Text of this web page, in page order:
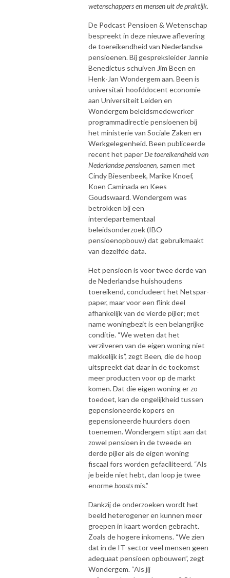
wetenschappers en mensen uit de praktijk.
De Podcast Pensioen & Wetenschap
bespreekt in deze nieuwe aflevering
de toereikendheid van Nederlandse
pensioenen. Bij gespreksleider Jannie
Benedictus schuiven Jim Been en
Henk-Jan Wondergem aan. Been is
universitair hoofddocent economie
aan Universiteit Leiden en
Wondergem beleidsmedewerker
programmadirectie pensioenen bij
het ministerie van Sociale Zaken en
Werkgelegenheid. Been publiceerde
recent het paperDe toereikendheid van
Nederlandse pensioenen, samen met
Cindy Biesenbeek, Marike Knoef,
Koen Caminada en Kees
Goudswaard. Wondergem was
betrokken bij een
interdepartementaal
beleidsonderzoek (IBO
pensioenopbouw) dat gebruikmaakt
van dezelfde data.
Het pensioen is voor twee derde van
de Nederlandse huishoudens
toereikend, concludeert het Netspar-
paper, maar voor een flink deel
afhankelijk van de vierde pijler; met
name woningbezit is een belangrijke
conditie. “We weten dat het
verzilveren van de eigen woning niet
makkelijk is”, zegt Been, die de hoop
uitspreekt dat daar in de toekomst
meer producten voor op de markt
komen. Dat die eigen woning er zo
toedoet, kan de ongelijkheid tussen
gepensioneerde kopers en
gepensioneerde huurders doen
toenemen. Wondergem stipt aan dat
zowel pensioen in de tweede en
derde pijler als de eigen woning
fiscaal fors worden gefaciliteerd. “Als
je beide niet hebt, dan loop je twee
enormeboostsmis.”
Dankzij de onderzoeken wordt het
beeld heterogener en kunnen meer
groepen in kaart worden gebracht.
Zoals de hogere inkomens. “We zien
dat in de IT-sector veel mensen geen
adequaat pensioen opbouwen”, zegt
Wondergem. “Als jij